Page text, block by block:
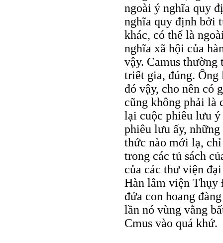
ngoài ý nghĩa quy
nghĩa quy định bởi
khác, có thể là
nghĩa xã hội của
vậy. Camus
triết gia, đúng.
đó vậy, cho nên có
cũng không phải là
lại cuộc phiêu lưu
phiêu lưu ấy,
thức nào mới lạ,
trong các tủ sách
của các thư viện
Hàn lâm viện Thụy
đứa con hoang
lần nó vùng vằng
Cmus vào quá khứ.